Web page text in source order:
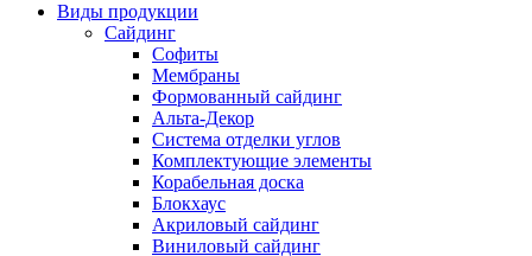
Виды продукции
Сайдинг
Софиты
Мембраны
Формованный сайдинг
Альта-Декор
Система отделки углов
Комплектующие элементы
Корабельная доска
Блокхаус
Акриловый сайдинг
Виниловый сайдинг